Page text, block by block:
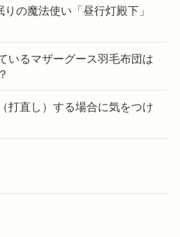
の魔法使い「昼行灯殿下」
いるマザーグース羽毛布団は
打直し）する場合に気をつけ